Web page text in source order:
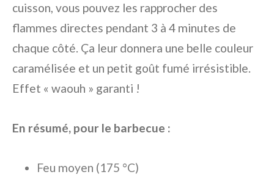
cuisson, vous pouvez les rapprocher des
flammes directes pendant 3 à 4 minutes de
chaque côté. Ça leur donnera une belle couleur
caramélisée et un petit goût fumé irrésistible.
Effet « waouh » garanti !
En résumé, pour le barbecue :
Feu moyen (175 °C)